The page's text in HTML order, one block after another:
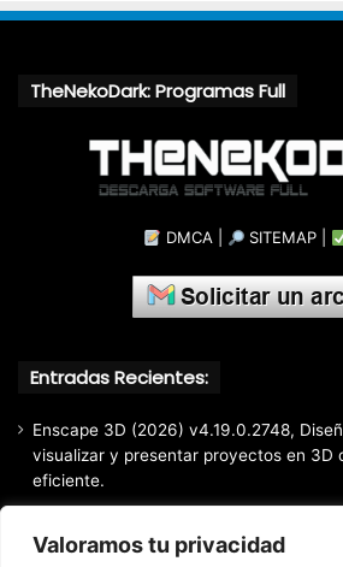
Valoramos tu privacidad
TheNekoDark: Programas Full
DMCA| SITEMAP
Entradas Recientes:
Enscape 3D (2026) v4.19.0.2748,
visualizar y presentar proyectos en 3D
eficiente.
EaseUS Partition Master Professional